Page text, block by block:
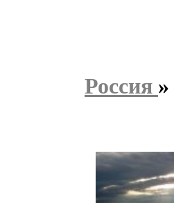
Россия »